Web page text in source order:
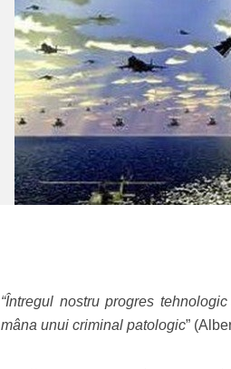
“Întregul nostru progres
mâna unui criminal patologic”